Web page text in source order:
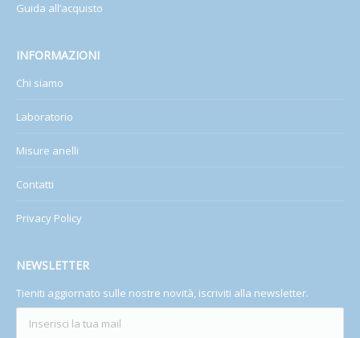
Guida all’acquisto
INFORMAZIONI
Chi siamo
Laboratorio
Misure anelli
Contatti
Privacy Policy
NEWSLETTER
Tieniti aggiornato sulle nostre novità, iscriviti alla newsletter.